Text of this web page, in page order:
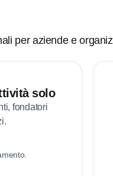
per aziende e
solo
fondatori